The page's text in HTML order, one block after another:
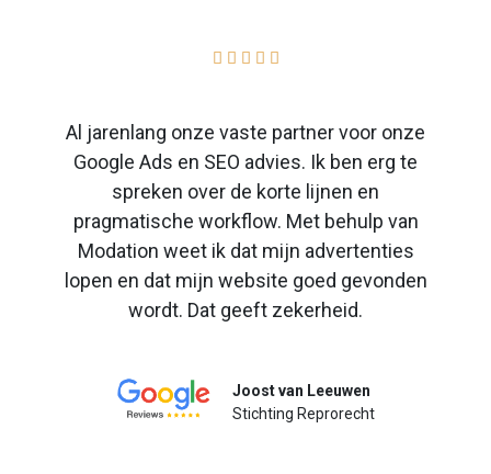
    
Al jarenlang onze vaste partner voor onze
Google Ads en SEO advies. Ik ben erg te
spreken over de korte lijnen en
pragmatische workflow. Met behulp van
Modation weet ik dat mijn advertenties
lopen en dat mijn website goed gevonden
wordt. Dat geeft zekerheid.
Joost van Leeuwen
Stichting Reprorecht